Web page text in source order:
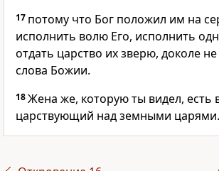
17 потому что Бог положил им на
исполнить волю Его, исполнить
отдать царство их зверю, доколе
слова Божии.
18Жена же, которую ты видел, есть
царствующий над земными царями.